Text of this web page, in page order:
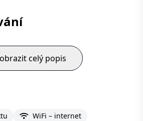
celý popis
WiFi – internet